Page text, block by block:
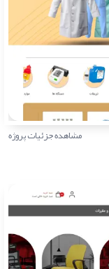
مشاهده جزئیات پروژه